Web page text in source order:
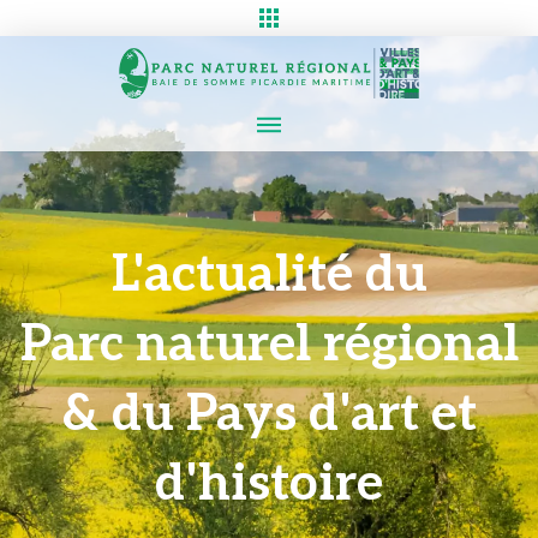
L'actualité du
Parc naturel régional
& du Pays d'art et
d'histoire